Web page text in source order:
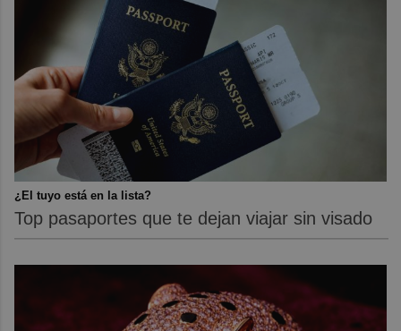
¿El tuyo está en la lista?
Top pasaportes que te dejan viajar sin visado